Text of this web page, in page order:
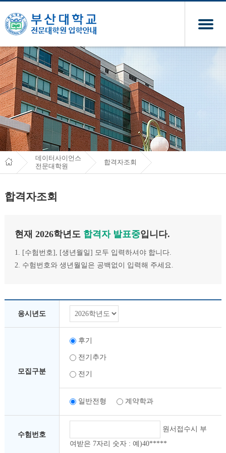
데이터사이언스
전문대학원
합격자조회
합격자조회
현재 2026학년도 합격자 발표중입니다.
1. [수험번호], [생년월일] 모두 입력하셔야 합니다.
2. 수험번호와 생년월일은 공백없이 입력해 주세요.
응시년도
모집구분
후기
전기추가
전기
일반전형 계약학과
수험번호
원서접수시 부
여받은 7자리 숫자 : 예)40*****